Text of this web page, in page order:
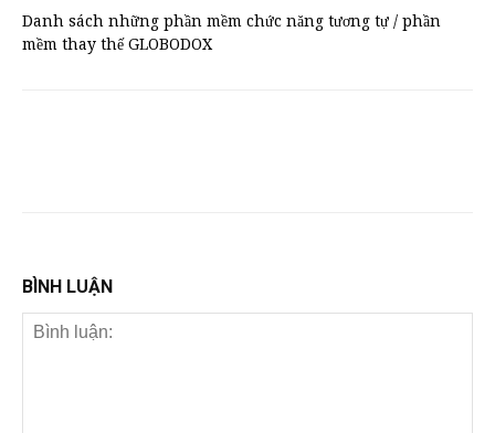
Danh sách những phần mềm chức năng tương tự / phần
mềm thay thế GLOBODOX
BÌNH LUẬN